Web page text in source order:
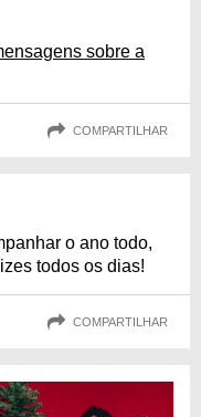
sobre a
COMPARTILHAR
o ano todo,
todos os dias!
COMPARTILHAR